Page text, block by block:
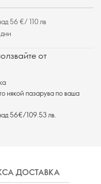
56 €/ 110 лв
от
някой пазарува по ваша
56€/109.53 лв.
ДОСТАВКА